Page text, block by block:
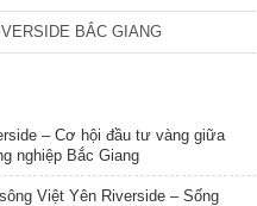
BẮC GIANG
– Cơ hội đầu tư vàng giữa
nghiệp Bắc Giang
Việt Yên Riverside – Sống